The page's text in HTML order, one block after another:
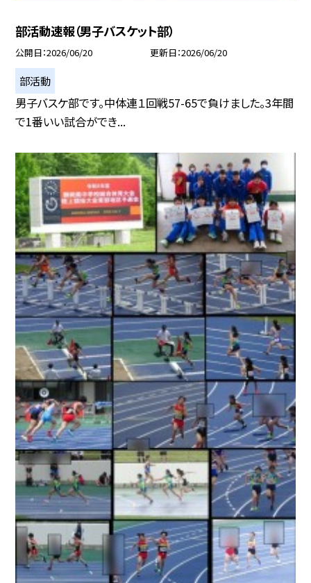
部活動速報（男子バスケット部）
公開日 2026/06/20 更新日 2026/06/20
部活動
男子バスケ部です。中体連１回戦57-65で負けました。3年間
で1番いい試合ができ...